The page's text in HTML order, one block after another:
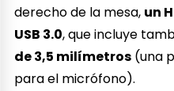
derecho de la mesa, un
USB 3.0, que incluye
de 3,5 milímetros (una
para el micrófono).